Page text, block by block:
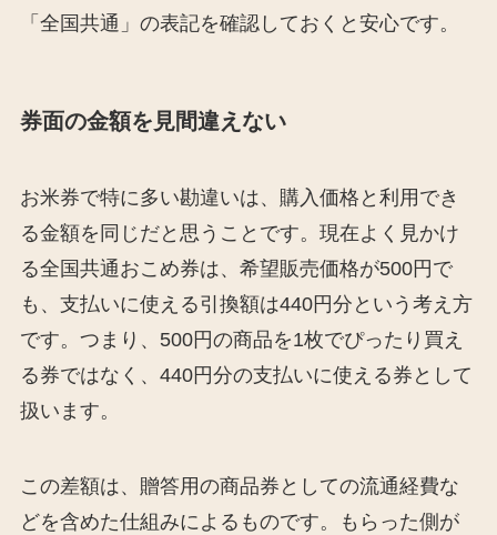
「全国共通」の表記を確認しておくと安心です。
券面の金額を見間違えない
お米券で特に多い勘違いは、購入価格と利用でき
る金額を同じだと思うことです。現在よく見かけ
る全国共通おこめ券は、希望販売価格が500円で
も、支払いに使える引換額は440円分という考え方
です。つまり、500円の商品を1枚でぴったり買え
る券ではなく、440円分の支払いに使える券として
扱います。
この差額は、贈答用の商品券としての流通経費な
どを含めた仕組みによるものです。もらった側が